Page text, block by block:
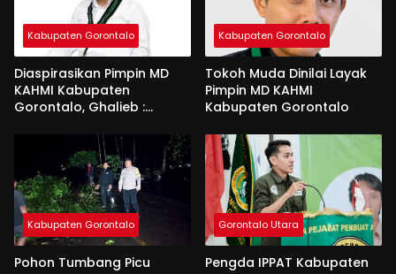
Kabupaten Gorontalo
Diaspirasikan Pimpin MD
KAHMI Kabupaten
Gorontalo, Ghalieb :
Kabupaten Gorontalo
Tokoh Muda Dinilai Layak
Pimpin MD KAHMI
Kabupaten Gorontalo
Kabupaten Gorontalo
Pohon Tumbang Picu
Gorontalo Utara
Pengda IPPAT Kabupaten